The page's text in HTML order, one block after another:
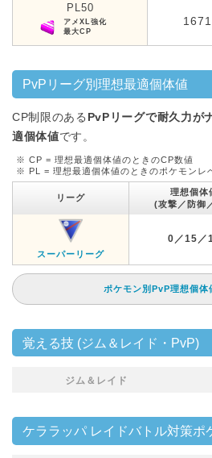
PL50
アメXL強化
最大CP
1671
PvPリーグ別理想最適個体値
CP制限のある PvPリーグで耐久力が
適個体値です。
※ CP = 理想最適個体値のときのCP数値
※ PL = 理想最適個体値のときのポケモンレ
リーグ
理想個体
(攻撃／防御
スーパーリーグ
0／15／
ポケモン別PvP理想個体
覚える技 (ジム＆レイド・PvP)
ジム＆レイド
ケララッパ レイドバトル対策ポ